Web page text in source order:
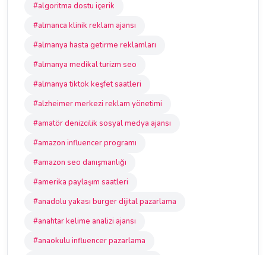
#algoritma dostu içerik
#almanca klinik reklam ajansı
#almanya hasta getirme reklamları
#almanya medikal turizm seo
#almanya tiktok keşfet saatleri
#alzheimer merkezi reklam yönetimi
#amatör denizcilik sosyal medya ajansı
#amazon influencer programı
#amazon seo danışmanlığı
#amerika paylaşım saatleri
#anadolu yakası burger dijital pazarlama
#anahtar kelime analizi ajansı
#anaokulu influencer pazarlama